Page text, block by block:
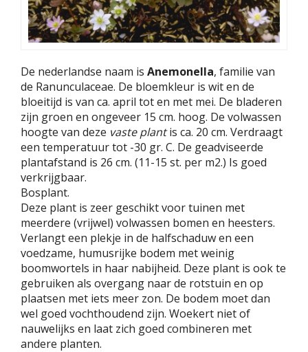
De nederlandse naam is Anemonella, familie van
de Ranunculaceae. De bloemkleur is wit en de
bloeitijd is van ca. april tot en met mei. De bladeren
zijn groen en ongeveer 15 cm. hoog. De volwassen
hoogte van deze vaste plantis ca. 20 cm. Verdraagt
een temperatuur tot -30 gr. C. De geadviseerde
plantafstand is 26 cm. (11-15 st. per m2.) Is goed
verkrijgbaar.
Bosplant.
Deze plant is zeer geschikt voor tuinen met
meerdere (vrijwel) volwassen bomen en heesters.
Verlangt een plekje in de halfschaduw en een
voedzame, humusrijke bodem met weinig
boomwortels in haar nabijheid. Deze plant is ook te
gebruiken als overgang naar de rotstuin en op
plaatsen met iets meer zon. De bodem moet dan
wel goed vochthoudend zijn. Woekert niet of
nauwelijks en laat zich goed combineren met
andere planten.